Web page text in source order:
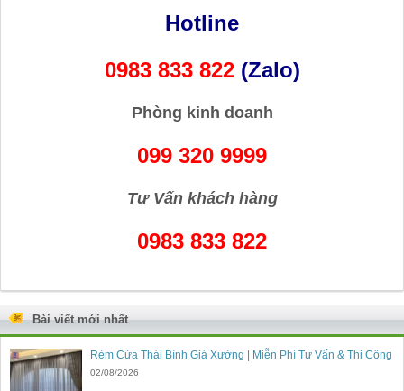
Hotline
0983 833 822 (Zalo)
Phòng kinh doanh
099 320 9999
Tư Vấn khách hàng
0983 833 822
Bài viết mới nhất
Rèm Cửa Thái Bình Giá Xưởng | Miễn Phí Tư Vấn & Thi Công
02/08/2026